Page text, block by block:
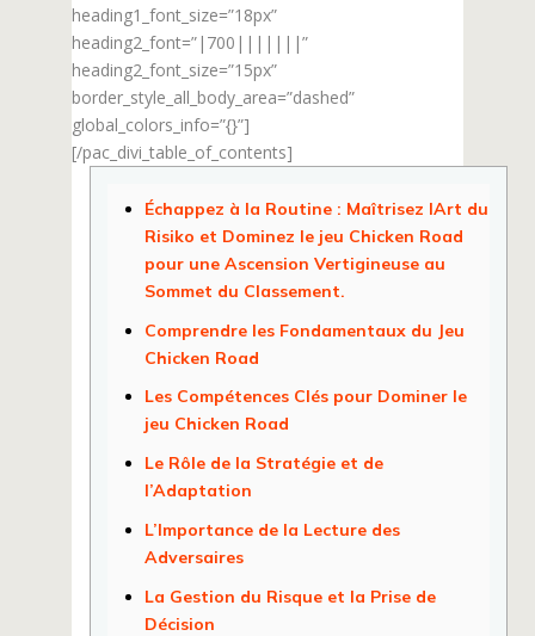
heading1_font_size=”18px”
heading2_font=”|700|||||||”
heading2_font_size=”15px”
border_style_all_body_area=”dashed”
global_colors_info=”{}”]
[/pac_divi_table_of_contents]
Échappez à la Routine : Maîtrisez lArt du
Risiko et Dominez le jeu Chicken Road
pour une Ascension Vertigineuse au
Sommet du Classement.
Comprendre les Fondamentaux du Jeu
Chicken Road
Les Compétences Clés pour Dominer le
jeu Chicken Road
Le Rôle de la Stratégie et de
l’Adaptation
L’Importance de la Lecture des
Adversaires
La Gestion du Risque et la Prise de
Décision